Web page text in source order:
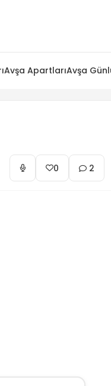
Avşa ApartlarıAvşa
0 2